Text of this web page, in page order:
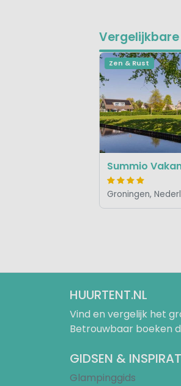
Zen & Rust
Groningen,
HUURTENT.NL
Vind en vergelijk het
Betrouwbaar boeken
GIDSEN &
Glampinggids